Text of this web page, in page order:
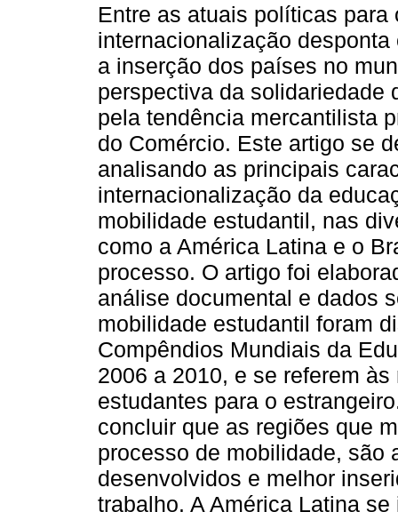
Entre as atuais políticas para
internacionalização
a inserção dos países no
perspectiva da solidariedade
pela tendência mercantilista
do Comércio. Este artigo se
analisando as principais
internacionalização da
mobilidade estudantil, nas
como a América Latina e o
processo. O artigo foi
análise documental e dados
mobilidade estudantil foram
Compêndios Mundiais da
2006 a 2010, e se referem
estudantes para o
concluir que as regiões que
processo de mobilidade, são
desenvolvidos e melhor
trabalho. A América Latina